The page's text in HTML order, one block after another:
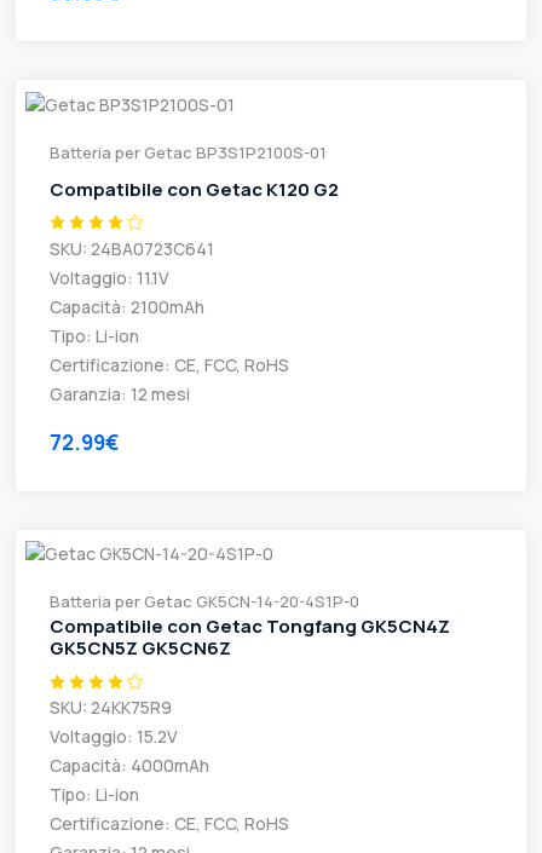
Batteria per Getac BP3S1P2100S-01
Compatibile con Getac K120 G2
SKU: 24BA0723C641
Voltaggio: 11.1V
Capacità: 2100mAh
Tipo: Li-ion
Certificazione: CE, FCC, RoHS
Garanzia: 12 mesi
72.99€
Batteria per Getac GK5CN-14-20-4S1P-0
Compatibile con Getac Tongfang GK5CN4Z
GK5CN5Z GK5CN6Z
SKU: 24KK75R9
Voltaggio: 15.2V
Capacità: 4000mAh
Tipo: Li-ion
Certificazione: CE, FCC, RoHS